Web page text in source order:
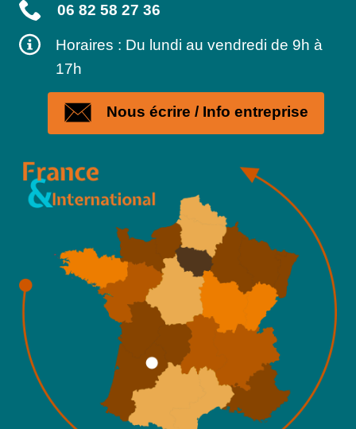
06 82 58 27 36
Horaires : Du lundi au vendredi de 9h à
17h
Nous écrire / Info entreprise